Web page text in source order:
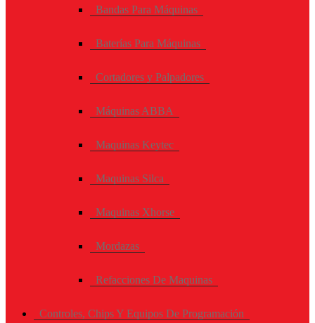
Bandas Para Máquinas
Baterías Para Máquinas
Cortadores y Palpadores
Máquinas ABBA
Maquinas Keytec
Maquinas Silca
Maquinas Xhorse
Mordazas
Refacciones De Maquinas
Controles, Chips Y Equipos De Programación